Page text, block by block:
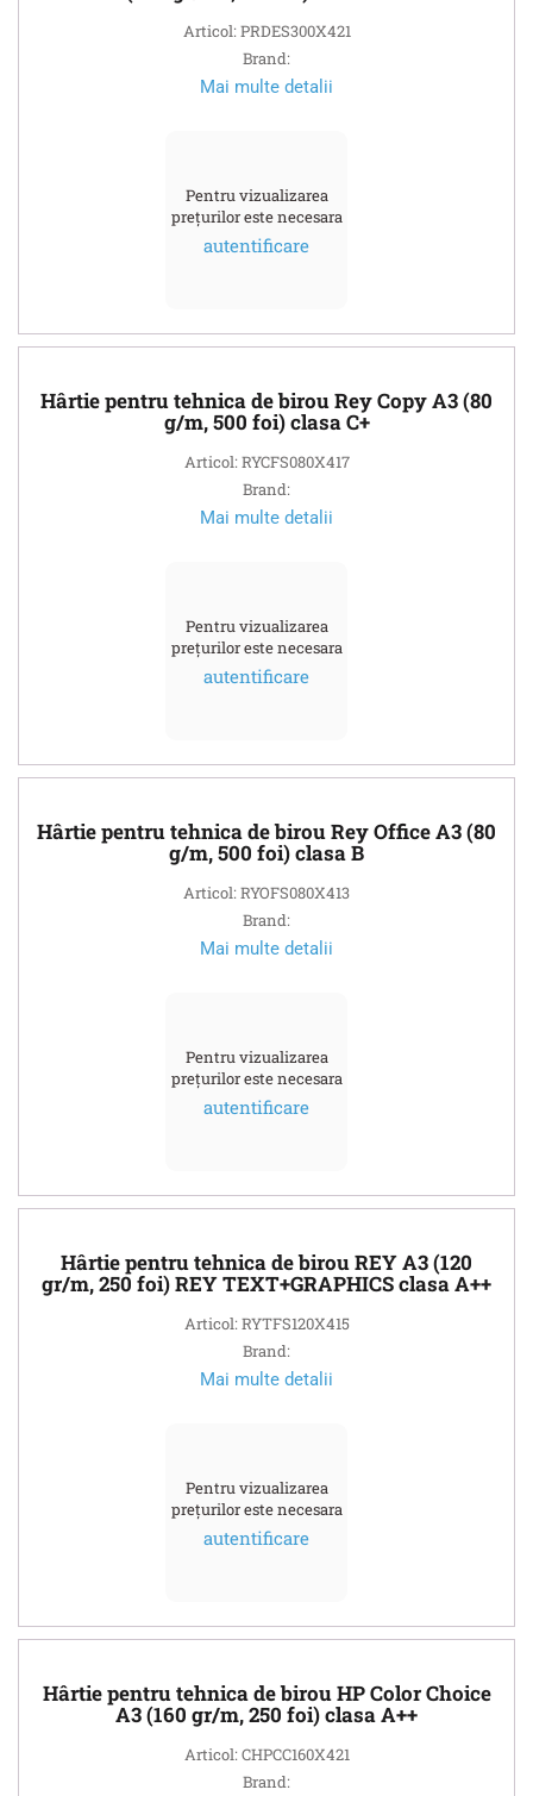
Articol: PRDES300X421
Brand:
Mai multe detalii
Pentru vizualizarea
prețurilor este necesara
autentificare
Hârtie pentru tehnica de birou Rey Copy A3 (80
g/m, 500 foi) clasa C+
Articol: RYCFS080X417
Brand:
Mai multe detalii
Pentru vizualizarea
prețurilor este necesara
autentificare
Hârtie pentru tehnica de birou Rey Office A3 (80
g/m, 500 foi) clasa B
Articol: RYOFS080X413
Brand:
Mai multe detalii
Pentru vizualizarea
prețurilor este necesara
autentificare
Hârtie pentru tehnica de birou REY A3 (120
gr/m, 250 foi) REY TEXT+GRAPHICS clasa A++
Articol: RYTFS120X415
Brand:
Mai multe detalii
Pentru vizualizarea
prețurilor este necesara
autentificare
Hârtie pentru tehnica de birou HP Color Choice
A3 (160 gr/m, 250 foi) clasa A++
Articol: CHPCC160X421
Brand: